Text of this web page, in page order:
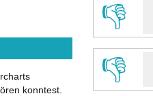
👎
👎
konntest.